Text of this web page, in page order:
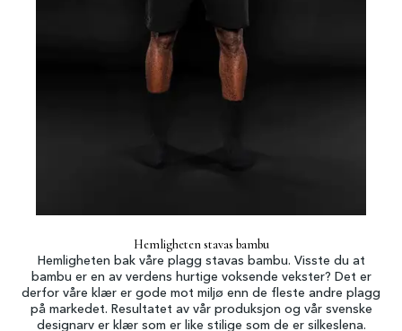
Hemligheten stavas bambu
Hemligheten bak våre plagg stavas bambu. Visste du at
bambu er en av verdens hurtige voksende vekster? Det er
derfor våre klær er gode mot miljø enn de fleste andre plagg
på markedet. Resultatet av vår produksjon og vår svenske
designarv er klær som er like stilige som de er silkeslena.